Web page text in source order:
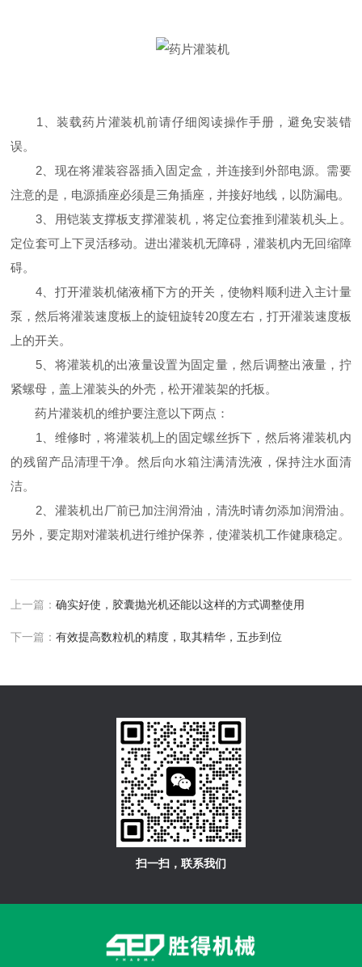
1、装载药片灌装机前请仔细阅读操作手册，避免安装错
误。
2、现在将灌装容器插入固定盒，并连接到外部电源。需要
注意的是，电源插座必须是三角插座，并接好地线，以防漏电。
3、用铠装支撑板支撑灌装机，将定位套推到灌装机头上。
定位套可上下灵活移动。进出灌装机无障碍，灌装机内无回缩障
碍。
4、打开灌装机储液桶下方的开关，使物料顺利进入主计量
泵，然后将灌装速度板上的旋钮旋转20度左右，打开灌装速度板
上的开关。
5、将灌装机的出液量设置为固定量，然后调整出液量，拧
紧螺母，盖上灌装头的外壳，松开灌装架的托板。
药片灌装机的维护要注意以下两点：
1、维修时，将灌装机上的固定螺丝拆下，然后将灌装机内
的残留产品清理干净。然后向水箱注满清洗液，保持注水面清
洁。
2、灌装机出厂前已加注润滑油，清洗时请勿添加润滑油。
另外，要定期对灌装机进行维护保养，使灌装机工作健康稳定。
上一篇：确实好使，胶囊抛光机还能以这样的方式调整使用
下一篇：有效提高数粒机的精度，取其精华，五步到位
扫一扫，联系我们